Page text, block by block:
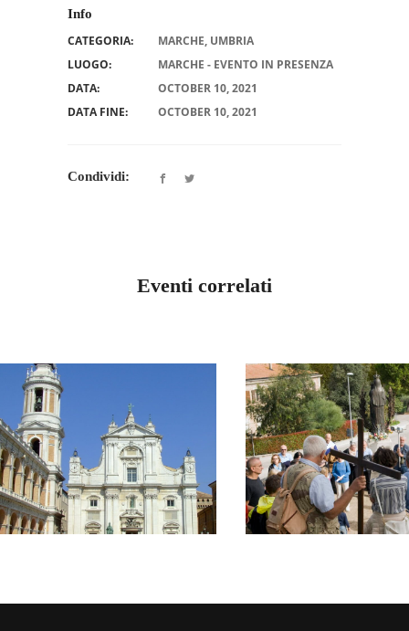
Info
CATEGORIA: MARCHE, UMBRIA
LUOGO:
MARCHE - EVENTO IN PRESENZA
DATA:
OCTOBER 10, 2021
DATA FINE:
OCTOBER 10, 2021
Condividi:
Eventi correlati
MARCHE
PELLEGRINAGGIO
DI INIZIO ANNO
DELLE MARCHE
OTTOBRE 19, 2025
UMBRIA
INIZIO
UMBRIA
OTTOBRE 11,